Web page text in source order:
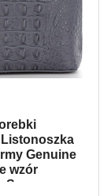
Genuine
wzór